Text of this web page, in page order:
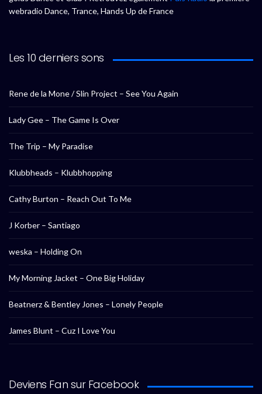
webradio Dance, Trance, Hands Up de France
Les 10 derniers sons
Rene de la Mone / Slin Project – See You Again
Lady Gee – The Game Is Over
The Trip – My Paradise
Klubbheads – Klubbhopping
Cathy Burton – Reach Out To Me
J Korber – Santiago
weska – Holding On
My Morning Jacket – One Big Holiday
Beatnerz & Bentley Jones – Lonely People
James Blunt – Cuz I Love You
Deviens Fan sur Facebook